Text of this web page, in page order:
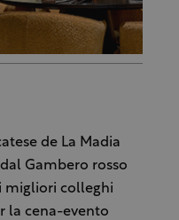
de La Madia
Gambero rosso
migliori colleghi
la cena-evento